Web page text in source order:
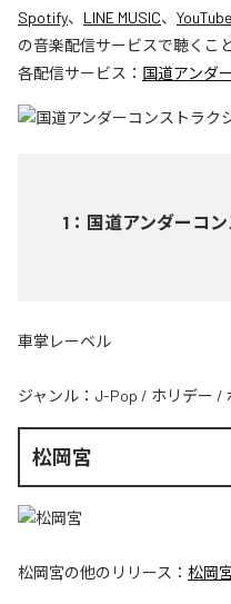
Spotify、 LINE MUSIC、
の音楽配信サービスで聴くこ
各配信サービス： 国道アンダ
1 ： 国道アンダーコ
車掌レーベル
ジャンル： J-Pop / ホリデー /
松岡宮
松岡宮の他のリリース： 松岡